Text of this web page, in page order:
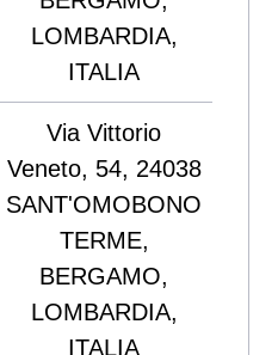
LOMBARDIA,
ITALIA
Via Vittorio
Veneto, 54, 24038
SANT'OMOBONO
TERME,
BERGAMO,
LOMBARDIA,
ITALIA